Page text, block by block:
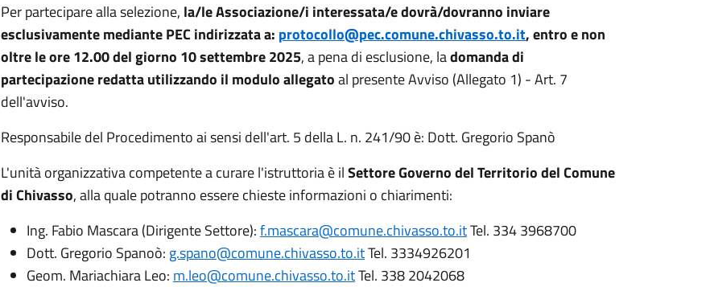
Per partecipare alla selezione, la/le Associazione/i interessata/e dovrà/dovranno inviare
esclusivamente mediante PEC indirizzata a: protocollo@pec.comune.chivasso.to.it, entro e non
oltre le ore 12.00 del giorno 10 settembre 2025, a pena di esclusione, ladomanda di
partecipazione redatta utilizzando il modulo allegatoal presente Avviso (Allegato 1) - Art. 7
dell'avviso.
Responsabile del Procedimento ai sensi dell'art. 5 della L. n. 241/90 è: Dott. Gregorio Spanò
L'unità organizzativa competente a curare l'istruttoria è ilSettore Governo del Territorio del Comune
di Chivasso, alla quale potranno essere chieste informazioni o chiarimenti:
Ing. Fabio Mascara (Dirigente Settore):f.mascara@comune.chivasso.to.itTel. 334 3968700
Dott. Gregorio Spanoò: g.spano@comune.chivasso.to.itTel. 3334926201
Geom. Mariachiara Leo: m.leo@comune.chivasso.to.itTel. 338 2042068